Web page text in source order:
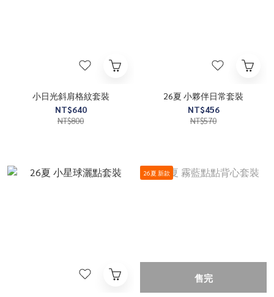
小日光斜肩格紋套裝
NT$640
NT$800
26夏 小夥伴日常套裝
NT$456
NT$570
26夏 新款
售完